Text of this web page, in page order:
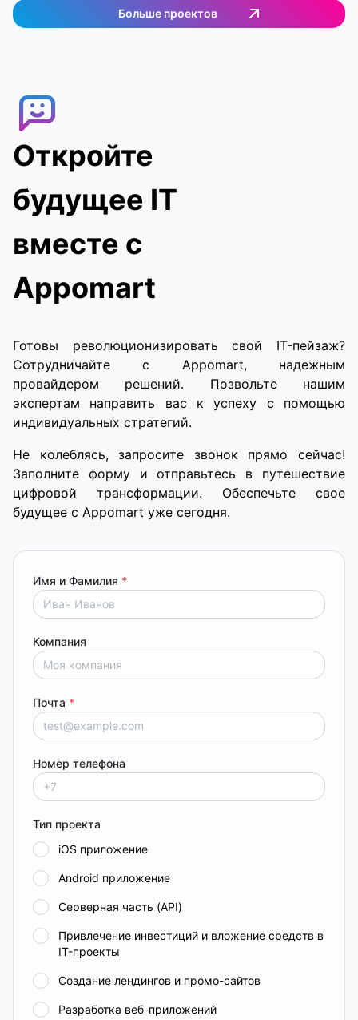
покупок. Работает на территории Германии.
Внедрен сложный мессенджер, система
Больше проектов
Откройте
будущее IT
вместе с
Appomart
Готовы революционизировать свой IT-пейзаж?
Сотрудничайте с Appomart, надежным
провайдером решений. Позвольте нашим
экспертам направить вас к успеху с помощью
индивидуальных стратегий.
Не колеблясь, запросите звонок прямо сейчас!
Заполните форму и отправьтесь в путешествие
цифровой трансформации. Обеспечьте свое
будущее с Appomart уже сегодня.
Имя и Фамилия *
Компания
Почта *
Номер телефона
Тип проекта
iOS приложение
Android приложение
Серверная часть (API)
Привлечение инвестиций и вложение средств в
IT-проекты
Создание лендингов и промо-сайтов
Разработка веб-приложений